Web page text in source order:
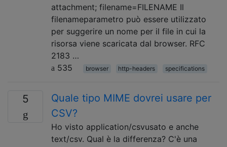
attachment; filename=FILENAME Il
filenameparametro può essere utilizzato
per suggerire un nome per il file in cui la
risorsa viene scaricata dal browser. RFC
2183 …
535
browser http-headers specifications
5
Quale tipo MIME dovrei usare per
CSV?
Ho visto application/csvusato e anche
text/csv. Qual è la differenza? C'è una